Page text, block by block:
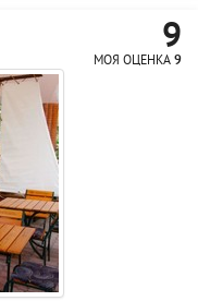
9
МОЯ ОЦЕНКА 9